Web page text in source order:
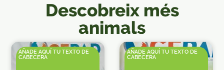
Descobreix més
animals
AÑADE AQUÍ TU TEXTO DE
CABECERA
AÑADE AQUÍ TU TEXTO DE
CABECERA